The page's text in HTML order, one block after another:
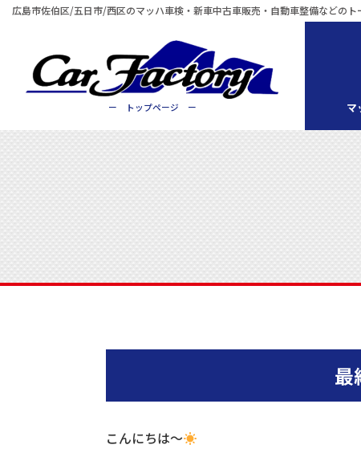
広島市佐伯区/五日市/西区のマッハ車検・新車中古車販売・自動車整備などのト
ー トップページ ー マ
最
こんにちは～